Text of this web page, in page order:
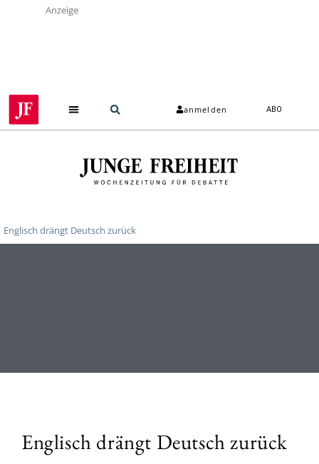
Anzeige
anmelden ABO
Englisch drängt Deutsch zurück
Englisch drängt Deutsch zurück